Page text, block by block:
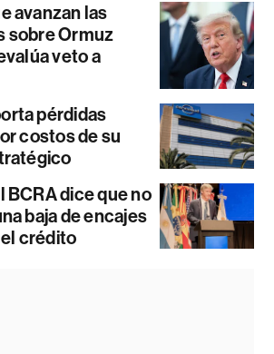
avanzan las
sobre Ormuz
veto a
pérdidas
costos de su
dice que no
baja de encajes
crédito